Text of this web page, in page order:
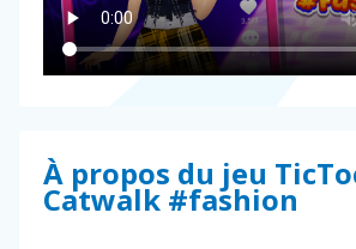
À propos du jeu
Catwalk #fashion